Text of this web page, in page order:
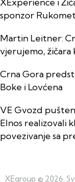
sponzor
Martin Leitner:
vjerujemo,
Crna Gora
Boke i Lovćena
VE Gvozd
Elnos realizovali
povezivanje sa
XEgroup © 2026.